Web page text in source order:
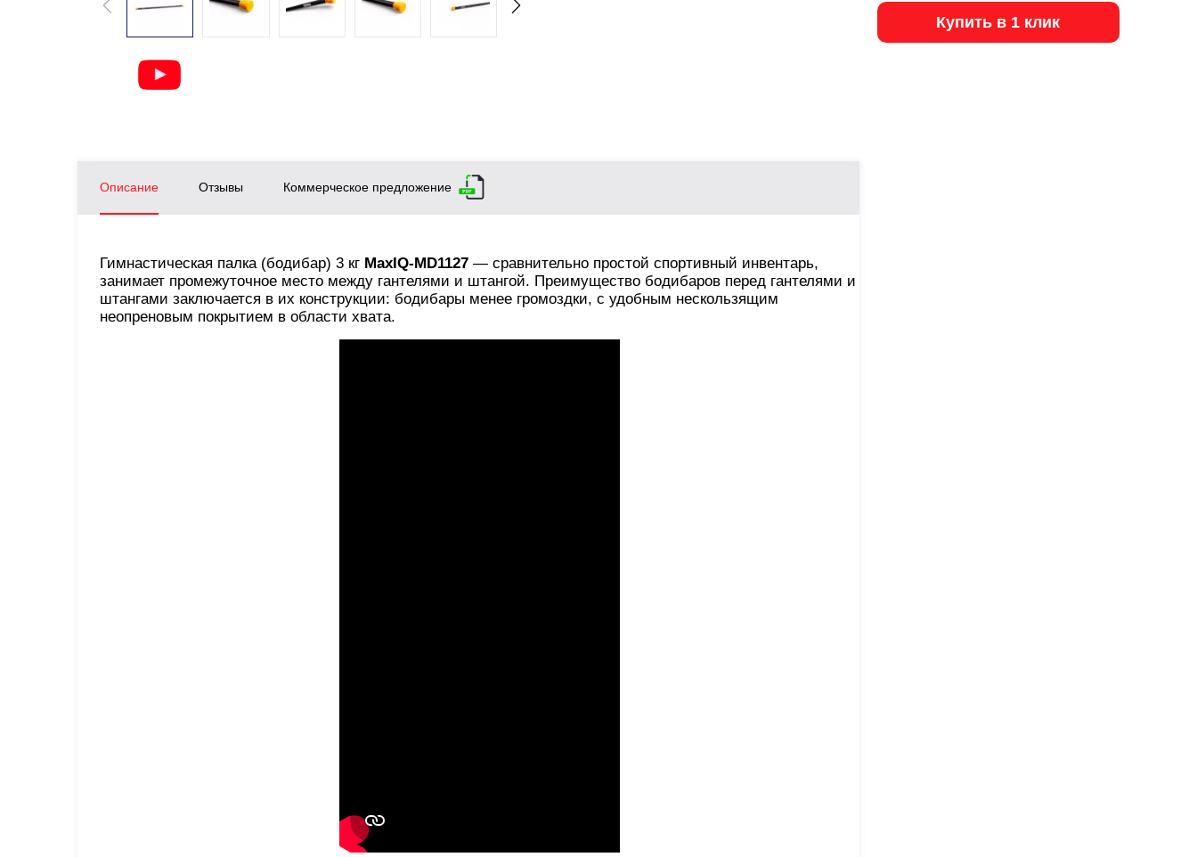
Описание Отзывы Коммерческое предложение
Гимнастическая палка (бодибар) 3 кг MaxIQ-MD1127 — сравнительно простой спортивный инвентарь,
занимает промежуточное место между гантелями и штангой. Преимущество бодибаров перед гантелями и
штангами заключается в их конструкции: бодибары менее громоздки, с удобным нескользящим
неопреновым покрытием в области хвата.
Купить в 1 клик